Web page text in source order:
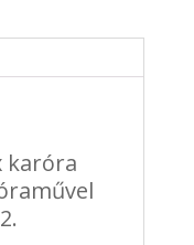
karóra